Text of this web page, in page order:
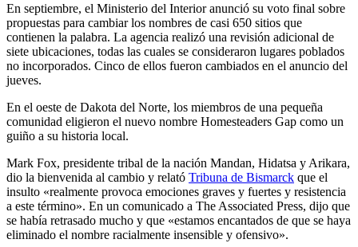
En septiembre, el Ministerio del Interior anunció su voto final sobre
propuestas para cambiar los nombres de casi 650 sitios que
contienen la palabra. La agencia realizó una revisión adicional de
siete ubicaciones, todas las cuales se consideraron lugares poblados
no incorporados. Cinco de ellos fueron cambiados en el anuncio del
jueves.
En el oeste de Dakota del Norte, los miembros de una pequeña
comunidad eligieron el nuevo nombre Homesteaders Gap como un
guiño a su historia local.
Mark Fox, presidente tribal de la nación Mandan, Hidatsa y Arikara,
dio la bienvenida al cambio y relató Tribuna de Bismarck que el
insulto «realmente provoca emociones graves y fuertes y resistencia
a este término». En un comunicado a The Associated Press, dijo que
se había retrasado mucho y que «estamos encantados de que se haya
eliminado el nombre racialmente insensible y ofensivo».